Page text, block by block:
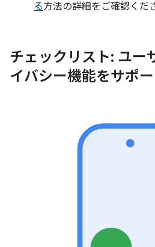
る方法の詳細をご確認くだ
チェックリスト: ユー
イバシー機能をサポ